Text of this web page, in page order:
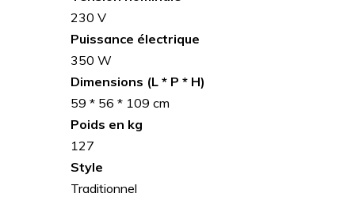
230 V
Puissance électrique
350 W
Dimensions (L * P * H)
59 * 56 * 109 cm
Poids en kg
127
Style
Traditionnel